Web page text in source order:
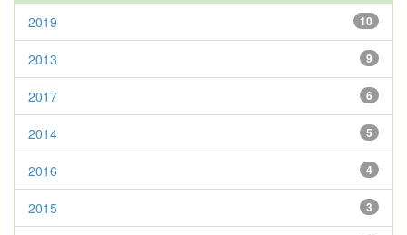
10
2019
9
2013
6
2017
5
2014
4
2016
3
2015